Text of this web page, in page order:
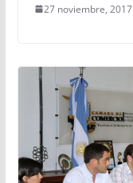
27 noviembre, 2017